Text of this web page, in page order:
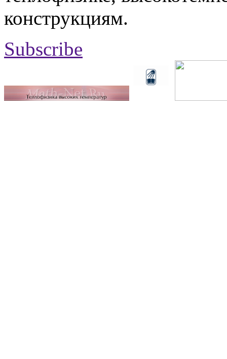
конструкциям.
Subscribe